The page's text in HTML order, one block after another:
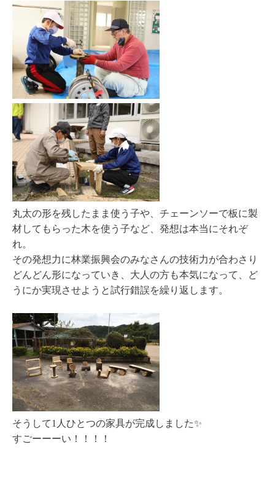
丸太の形を残したまま使う子や、チェーンソーで板に製
材してもらった木を使う子など、発想は本当にそれぞ
れ。
その発想力に林業振興会のみなさんの技術力が合わさり
どんどん形になっていき、大人の方も本気になって、ど
うにか実現させようと試行錯誤を繰り返します。
そうして1人ひとつの家具が完成しました✨
すごーーーい！！！！